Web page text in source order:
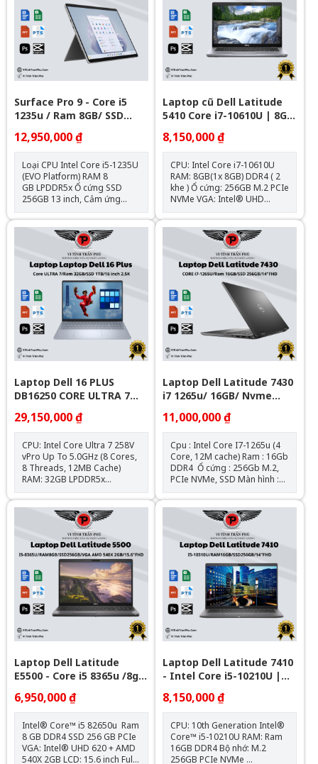
HDMI 2.0 port Pin + Sạc : Zin
theo máy Hệ điều hành: Chưa
Bao Gồm
Type-C/USB4/Power Delivery
Pin + Sạc : Zin theo máy Hệ
điều hành: Ubuntu
Surface Pro 9 - Core i5
1235u / Ram 8GB/ SSD
256GB/ 13 inch Touch 2880
x 1920
12,950,000 ₫
Loại CPU Intel Core i5-1235U
(EVO Platform) RAM 8
GB LPDDR5x Ổ cứng SSD
256GB 13 inch, Cảm ứng
PixelSense™ 2880 x 1920
(267 PPI) Card màn hình
Intel® Iris® Xe Kết Nối: 2 x
USB-C® with USB 4.0/
Thunderbolt™ 4, 1 x Surface
Connect, 1 x Cổng kết nối bàn
phím Hệ điều hành Windows
11 Home Thiết kế Nhôm
nguyên khối Kích thước 11.3”
x 8.2” x 0.37” (287mm x
209mm x 9.3mm) Trọng lượng
879g Chất liệu Nhôm nguyên
khối Tình trạng : Đã qua sử
dụng, ngoại hình còn đẹp,
qua sửa chữa
Laptop cũ Dell Latitude
5410 Core i7-10610U | 8GB
| 256GB | 14 inch FHD
8,150,000 ₫
CPU: Intel Core i7-10610U
RAM: 8GB(1x 8GB) DDR4 ( 2
khe ) Ổ cứng: 256GB M.2 PCIe
NVMe VGA: Intel® UHD
Graphics Màn hình: 14.0 inch
FHD (1920 x 1080) 220 Nit
Anti-Glare Pin: 4 Cell, 68Whr
Cân nặng: 1.48 kg Hệ điều
hành: Chưa Bao Gồm
Laptop Dell 16 PLUS
DB16250 CORE ULTRA 7
32GB 1TB 16" FHD+ TOUCH
WIN11
29,150,000 ₫
CPU: Intel Core Ultra 7 258V
vPro Up To 5.0GHz (8 Cores,
8 Threads, 12MB Cache)
RAM: 32GB LPDDR5x
8533MHz SSD: 1TB M.2 PCIe
NVMe SSD Màn Hình: 16.0-
inch QHD+ (2560 x 1600
Pixels), IPS, 120Hz, 300 nits,
100% sRGB, Anti glare Card
Đồ Hoạ: Intel® Arc™ Graphic
Bảo Hành 12 Tháng
Laptop Dell Latitude 7430
i7 1265u/ 16GB/ Nvme
256Gb/ 14" FHD
11,000,000 ₫
Cpu : Intel Core I7-1265u (4
Core, 12M cache) Ram : 16Gb
DDR4 Ổ cứng : 256Gb M.2,
PCIe NVMe, SSD Màn hình :
14″ FHD IPS (1920 x 1080) Đồ
họa : Intel® Iris® XE
Graphics Kết nối : 1 USB 3.2
Gen 1 port with PowerShare l
2 Thunderbolt 4 ports with
DisplayPort Alt
Mode/USB4/Power Delivery l
1 Universal audio port l 1
HDMI 2.0 port Pin + Sạc : Zin
theo máy Hệ điều hành: Chưa
Bao Gồm
Laptop Dell Latitude
E5500 - Core i5 8365u /8gb
/Nvme 256Gb /VGA AMD
540X 2GB/ 15.6" FHD
6,950,000 ₫
Intel® Core™ i5 82650u Ram
8 GB DDR4 SSD 256 GB PCIe
VGA: Intel® UHD 620 + AMD
540X 2GB LCD: 15.6 inch Full
Laptop Dell Latitude 7410
- Intel Core i5-10210U |
16GB | 14 inch Full HD
8,150,000 ₫
CPU: 10th Generation Intel®
Core™ i5-10210U RAM: Ram
16GB DDR4 Bộ nhớ: M.2
256GB PCIe NVMe